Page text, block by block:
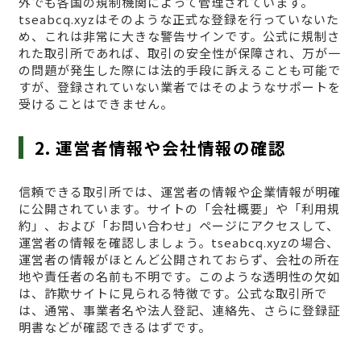
tseabcq.xyzはそのような正式な登録を行っていないた
め、これは非常に大きな警告サインです。公式に規制さ
れた取引所であれば、取引の安全性が保障され、万が一
の問題が発生した際には法的手段に訴えることも可能で
すが、登録されていない業者ではそのようなサポートを
受けることはできません。
2. 運営者情報や会社情報の確認
信頼できる取引所では、運営者の情報や企業情報が明確
に公開されています。サイトの「会社概要」や「利用規
約」、および「お問い合わせ」ページにアクセスして、
運営者の情報を確認しましょう。tseabcq.xyzの場合、
運営者の情報がほとんど公開されておらず、会社の所在
地や責任者の名前も不明です。このような透明性の欠如
は、詐欺サイトに見られる特徴です。公式な取引所で
は、通常、事業者名や法人登記、連絡先、さらに登録証
明書などが確認できるはずです。